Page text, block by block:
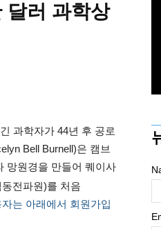
달러 과학상
과학자가 44년 후 공로
Bell Burnell)은 캠브
망원경을 만들어 퀘이사
전파원)를 처음
는 아래에서 회원가입